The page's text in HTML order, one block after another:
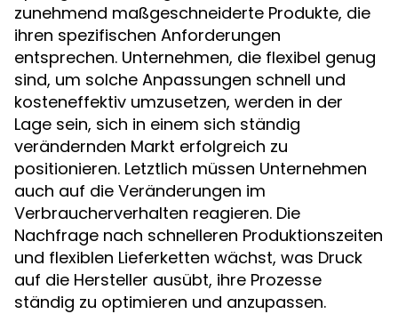
zunehmend maßgeschneiderte Produkte, die
ihren spezifischen Anforderungen
entsprechen. Unternehmen, die flexibel genug
sind, um solche Anpassungen schnell und
kosteneffektiv umzusetzen, werden in der
Lage sein, sich in einem sich ständig
verändernden Markt erfolgreich zu
positionieren. Letztlich müssen Unternehmen
auch auf die Veränderungen im
Verbraucherverhalten reagieren. Die
Nachfrage nach schnelleren Produktionszeiten
und flexiblen Lieferketten wächst, was Druck
auf die Hersteller ausübt, ihre Prozesse
ständig zu optimieren und anzupassen.